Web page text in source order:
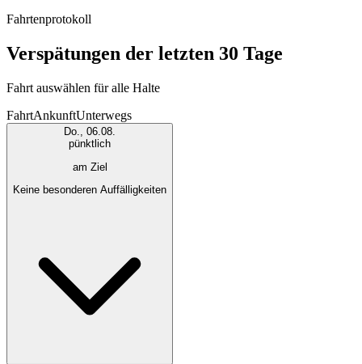
Fahrtenprotokoll
Verspätungen der letzten 30 Tage
Fahrt auswählen für alle Halte
FahrtAnkunftUnterwegs
Do., 06.08.
pünktlich
am Ziel
Keine besonderen Auffälligkeiten